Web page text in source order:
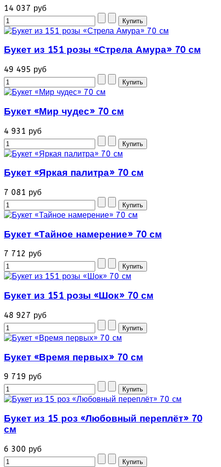
14 037 руб
Букет из 151 розы «Стрела Амура» 70 см
49 495 руб
Букет «Мир чудес» 70 см
4 931 руб
Букет «Яркая палитра» 70 см
7 081 руб
Букет «Тайное намерение» 70 см
7 712 руб
Букет из 151 розы «Шок» 70 см
48 927 руб
Букет «Время первых» 70 см
9 719 руб
Букет из 15 роз «Любовный переплёт» 70
см
6 300 руб